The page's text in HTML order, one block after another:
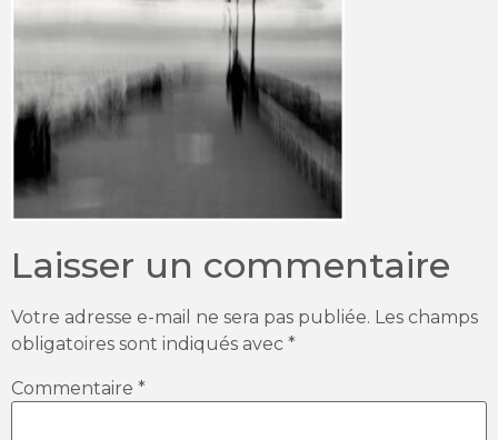
Laisser un commentaire
Votre adresse e-mail ne sera pas publiée. Les champs
obligatoires sont indiqués avec *
Commentaire *